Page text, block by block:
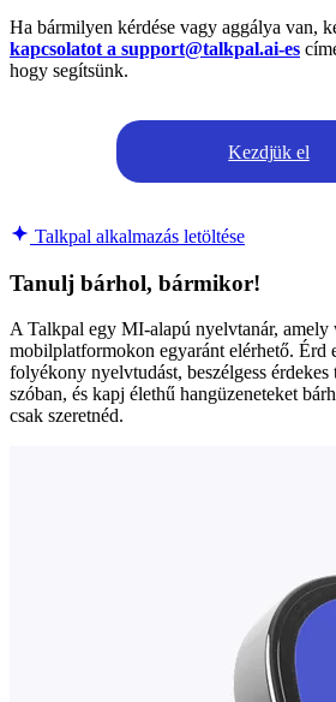
Ha bármilyen kérdése vagy aggálya van,
kapcsolatot a support@talkpal.ai-es
hogy segítsünk.
Kezdjük el
Talkpal alkalmazás letöltése
Tanulj bárhol, bármikor!
A Talkpal egy MI-alapú nyelvtanár, amely
mobilplatformokon egyaránt elérhető. Érd
folyékony nyelvtudást, beszélgess
szóban, és kapj élethű hangüzeneteket
csak szeretnéd.